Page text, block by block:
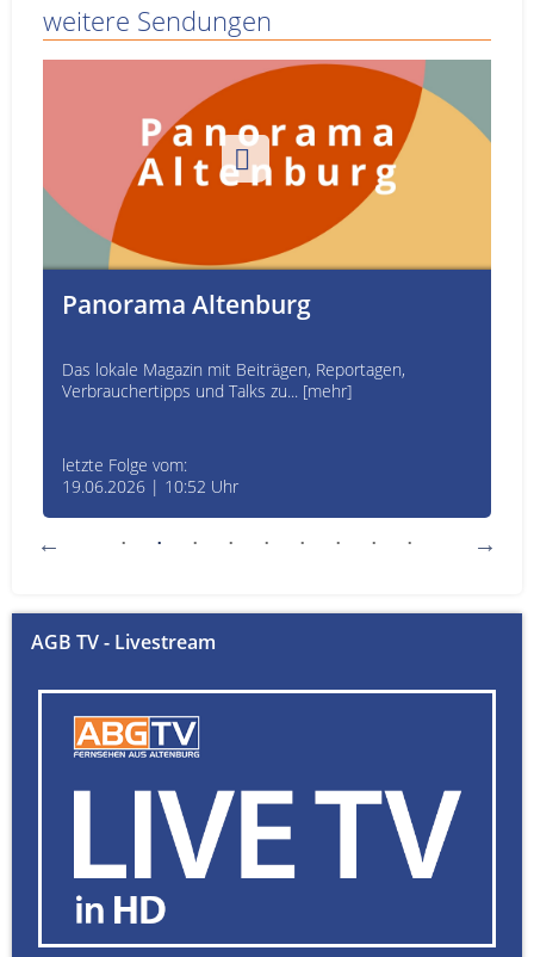
weitere Sendungen
Panorama Altenburg
Das lokale Magazin mit Beiträgen, Reportagen,
Verbrauchertipps und Talks zu... [mehr]
letzte Folge vom:
19.06.2026 | 10:52 Uhr
AGB TV - Livestream